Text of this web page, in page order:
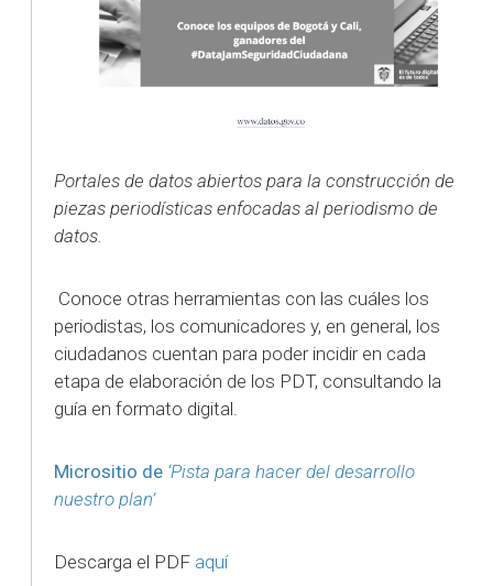
Portales de datos abiertos para la construcción de
piezas periodísticas enfocadas al periodismo de
datos.
Conoce otras herramientas con las cuáles los
periodistas, los comunicadores y, en general, los
ciudadanos cuentan para poder incidir en cada
etapa de elaboración de los PDT, consultando la
guía en formato digital.
Micrositio de ‘Pista para hacer del desarrollo
nuestro plan’
Descarga el PDF aquí